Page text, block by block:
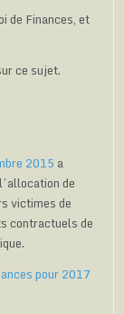
de Finances, et
ce sujet.
2015 a
de
victimes de
contractuels de
pour 2017